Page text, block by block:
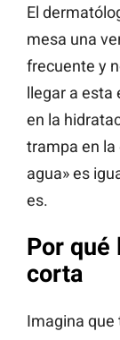
El
mesa una
frecuente y
llegar a esta
en la
trampa en la
agua» es
es.
Por qué
corta
Imagina que